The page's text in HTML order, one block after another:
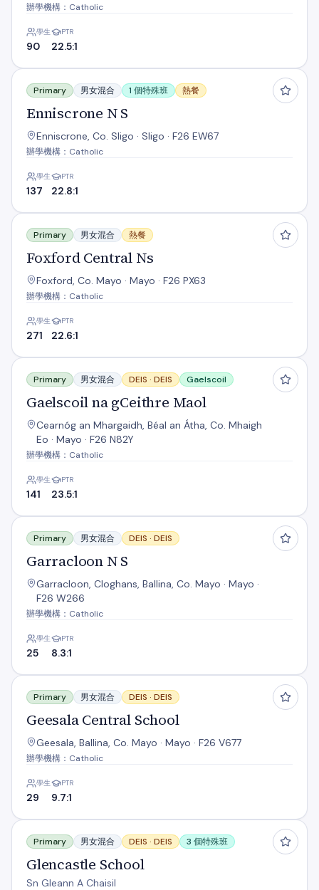
辦學機構：Catholic
學生
90
PTR
22.5:1
Enniscrone N S
Primary 男女混合 1 個特殊班 熱餐
Enniscrone N S
Enniscrone, Co. Sligo · Sligo · F26 EW67
辦學機構：Catholic
學生
137
PTR
22.8:1
Foxford Central Ns
Primary 男女混合 熱餐
Foxford Central Ns
Foxford, Co. Mayo · Mayo · F26 PX63
辦學機構：Catholic
學生
271
PTR
22.6:1
Gaelscoil na gCeithre Maol
Primary 男女混合 DEIS · DEIS Gaelscoil
Gaelscoil na gCeithre Maol
Cearnóg an Mhargaidh, Béal an Átha, Co. Mhaigh
Eo · Mayo · F26 N82Y
辦學機構：Catholic
學生
141
PTR
23.5:1
Garracloon N S
Primary 男女混合 DEIS · DEIS
Garracloon N S
Garracloon, Cloghans, Ballina, Co. Mayo · Mayo ·
F26 W266
辦學機構：Catholic
學生
25
PTR
8.3:1
Geesala Central School
Primary 男女混合 DEIS · DEIS
Geesala Central School
Geesala, Ballina, Co. Mayo · Mayo · F26 V677
辦學機構：Catholic
學生
29
PTR
9.7:1
Glencastle School
Primary 男女混合 DEIS · DEIS 3 個特殊班
Glencastle School
Sn Gleann A Chaisil